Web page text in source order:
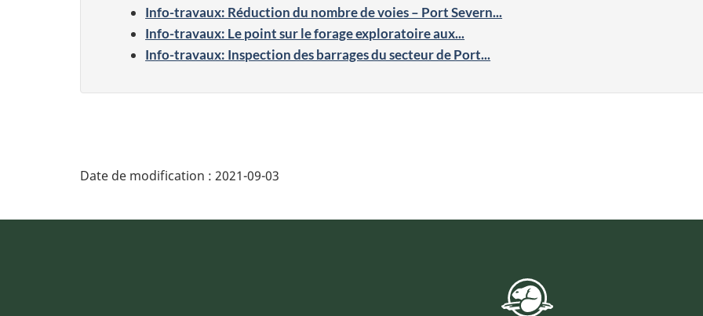
Info-travaux: Réduction du nombre de voies – Port Severn...
Info-travaux: Le point sur le forage exploratoire aux...
Info-travaux: Inspection des barrages du secteur de Port...
Date de modification : 2021-09-03